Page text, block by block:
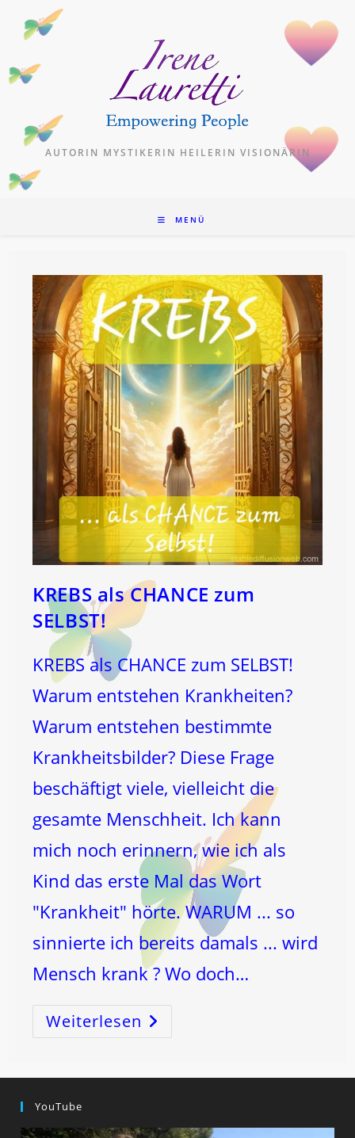
Inhalt
AUTORIN MYSTIKERIN HEILERIN VISIONÄRIN
MENÜ
KREBS als CHANCE zum
SELBST!
KREBS als CHANCE zum SELBST!
Warum entstehen Krankheiten?
Warum entstehen bestimmte
Krankheitsbilder? Diese Frage
beschäftigt viele, vielleicht die
gesamte Menschheit. Ich kann
mich noch erinnern, wie ich als
Kind das erste Mal das Wort
"Krankheit" hörte. WARUM ... so
sinnierte ich bereits damals ... wird
Mensch krank ? Wo doch…
Weiterlesen KREBS
Als
CHANCE
YouTube